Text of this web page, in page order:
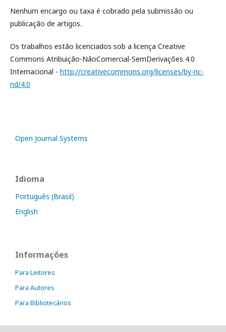
Nenhum encargo ou taxa é cobrado pela submissão ou
publicação de artigos.
Os trabalhos estão licenciados sob a licença Creative
Commons Atribuição-NãoComercial-SemDerivações 4.0
Internacional - http://creativecommons.org/licenses/by-nc-
nd/4.0
Open Journal Systems
Idioma
Português (Brasil)
English
Informações
Para Leitores
Para Autores
Para Bibliotecários